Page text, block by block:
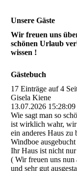
Unsere Gäste
Wir freuen uns
schönen Urlaub
wissen !
Gästebuch
17 Einträge auf 4
Gisela Kiene
13.07.2026 15:28:09
Wie sagt man so
ist wirklich wahr, wir
ein anderes Haus
Windboe
Ihr Haus ist nicht
( Wir freuen uns nun
und sehr gut